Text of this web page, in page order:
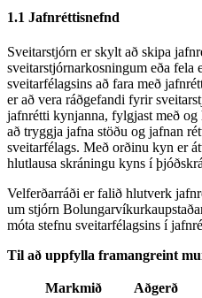
1.1 Jafnréttisnefnd
Sveitarstjórn er skylt að skipa
sveitarstjórnarkosningum eða fela
sveitarfélagsins að fara með
er að vera ráðgefandi fyrir
jafnrétti kynjanna, fylgjast með
að tryggja jafna stöðu og jafnan
sveitarfélags. Með orðinu kyn er
hlutlausa skráningu kyns í
Velferðarráði er falið hlutverk
um stjórn
móta stefnu sveitarfélagsins í
Til að uppfylla framangreint
Markmið Aðgerð